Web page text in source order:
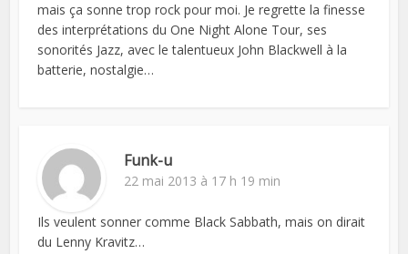
mais ça sonne trop rock pour moi. Je regrette la finesse
des interprétations du One Night Alone Tour, ses
sonorités Jazz, avec le talentueux John Blackwell à la
batterie, nostalgie…
Funk-u
22 mai 2013 à 17 h 19 min
Ils veulent sonner comme Black Sabbath, mais on dirait
du Lenny Kravitz…